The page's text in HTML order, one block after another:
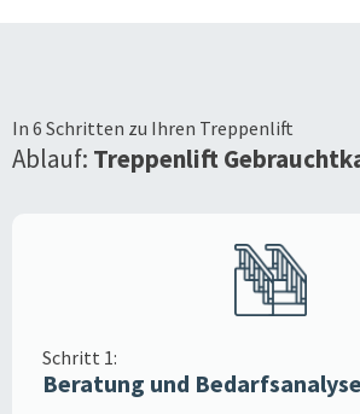
In 6 Schritten zu Ihren Treppenlift
Ablauf: Treppenlift
Schritt 1:
Beratung und Bedarfsanalyse